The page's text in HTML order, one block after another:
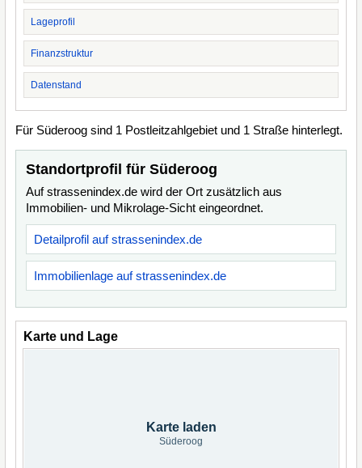
Lageprofil
Finanzstruktur
Datenstand
Für Süderoog sind 1 Postleitzahlgebiet und 1 Straße hinterlegt.
Standortprofil für Süderoog
Auf strassenindex.de wird der Ort zusätzlich aus
Immobilien- und Mikrolage-Sicht eingeordnet.
Detailprofil auf strassenindex.de
Immobilienlage auf strassenindex.de
Karte und Lage
Karte laden
Süderoog